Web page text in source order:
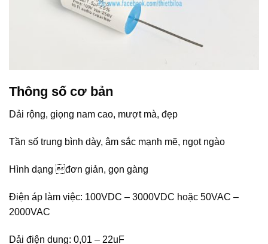
Thông số cơ bản
Dải rộng, giọng nam cao, mượt mà, đẹp
Tần số trung bình dày, âm sắc mạnh mẽ, ngọt ngào
Hình dạng đơn giản, gọn gàng
Điện áp làm việc: 100VDC – 3000VDC hoặc 50VAC –
2000VAC
Dải điện dung: 0,01 – 22uF